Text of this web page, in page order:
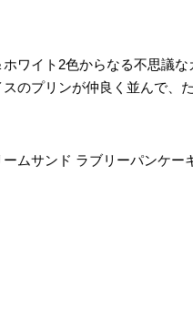
ホワイト2色からなる不思議
スのプリンが仲良く並んで、
ームサンド ラブリーパンケ